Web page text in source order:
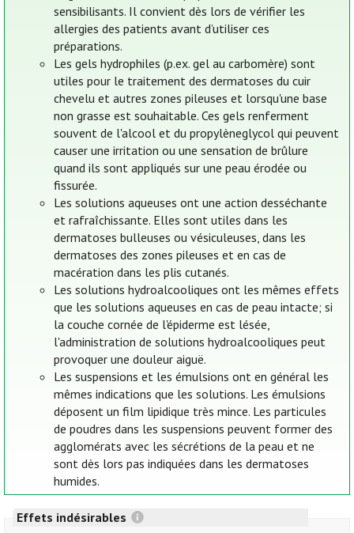
sensibilisants. Il convient dès lors de vérifier les
allergies des patients avant d’utiliser ces
préparations.
Les gels hydrophiles (p.ex. gel au carbomère) sont
utiles pour le traitement des dermatoses du cuir
chevelu et autres zones pileuses et lorsqu'une base
non grasse est souhaitable. Ces gels renferment
souvent de l'alcool et du propylèneglycol qui peuvent
causer une irritation ou une sensation de brûlure
quand ils sont appliqués sur une peau érodée ou
fissurée.
Les solutions aqueuses ont une action desséchante
et rafraîchissante. Elles sont utiles dans les
dermatoses bulleuses ou vésiculeuses, dans les
dermatoses des zones pileuses et en cas de
macération dans les plis cutanés.
Les solutions hydroalcooliques ont les mêmes effets
que les solutions aqueuses en cas de peau intacte; si
la couche cornée de l'épiderme est lésée,
l'administration de solutions hydroalcooliques peut
provoquer une douleur aiguë.
Les suspensions et les émulsions ont en général les
mêmes indications que les solutions. Les émulsions
déposent un film lipidique très mince. Les particules
de poudres dans les suspensions peuvent former des
agglomérats avec les sécrétions de la peau et ne
sont dès lors pas indiquées dans les dermatoses
humides.
Effets indésirables